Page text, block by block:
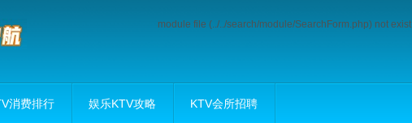
module file (../../search/module/SearchForm.php) not exist
消费排行 娱乐KTV攻略 KTV会所招聘